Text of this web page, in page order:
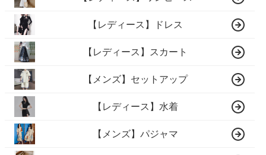
【レディース】ドレス
【レディース】スカート
【メンズ】セットアップ
【レディース】水着
【メンズ】パジャマ